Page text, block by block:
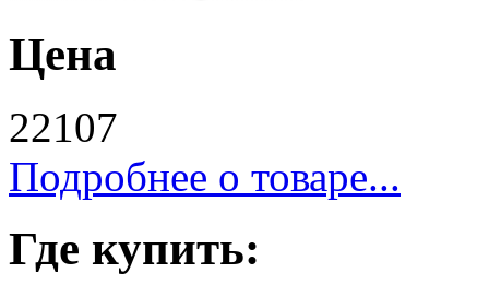
Цена
22107
Подробнее о товаре...
Где купить: